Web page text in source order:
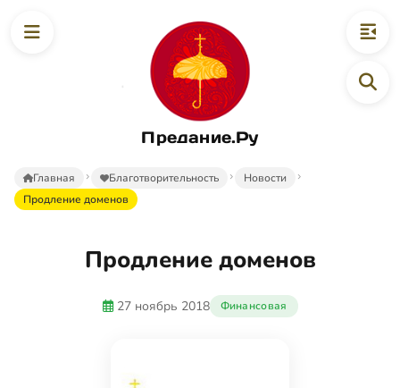
Предание.Ру
Главная Благотворительность
Новости
Продление доменов
Продление доменов
27 ноябрь 2018 Финансовая